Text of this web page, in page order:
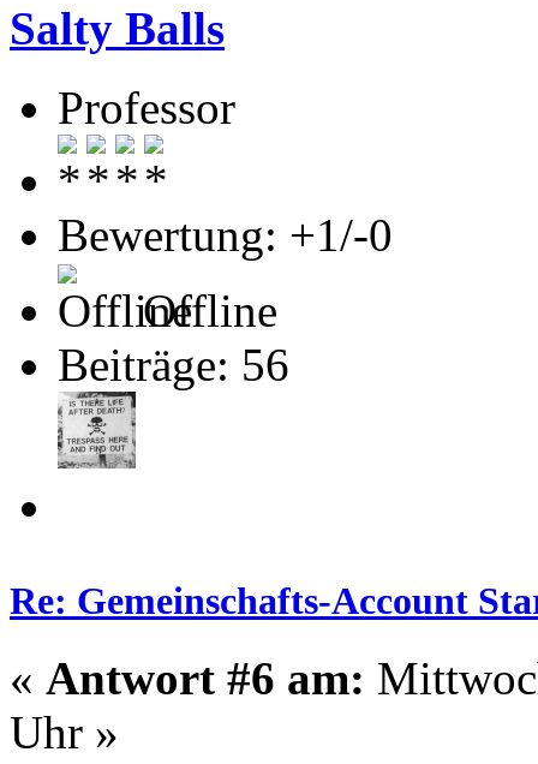
Salty Balls
Professor
Bewertung: +1/-0
Offline
Beiträge: 56
Re: Gemeinschafts-Account
« Antwort #6 am:
Uhr »